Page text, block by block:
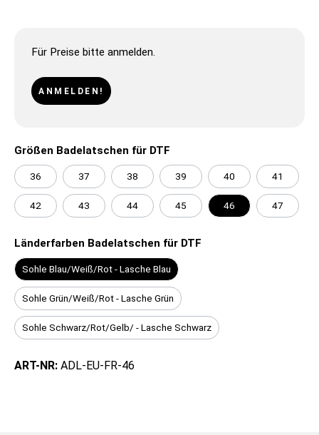
Für Preise bitte anmelden.
ANMELDEN!
Größen Badelatschen für DTF
36 37 38 39 40 41
42 43 44 45 46 47
Länderfarben Badelatschen für DTF
Sohle Blau/Weiß/Rot - Lasche Blau
Sohle Grün/Weiß/Rot - Lasche Grün
Sohle Schwarz/Rot/Gelb/ - Lasche Schwarz
ART-NR: ADL-EU-FR-46